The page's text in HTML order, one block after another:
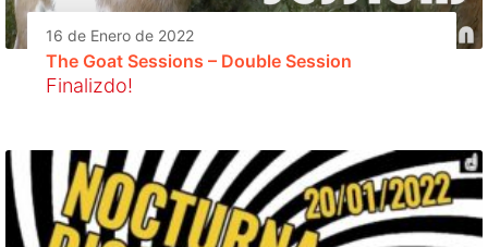
16 de Enero de 2022
The Goat Sessions – Double Session
Finalizdo!